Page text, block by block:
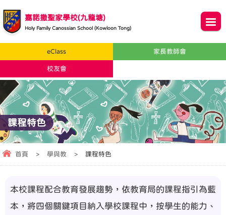
嘉諾撒聖家學校(九龍塘)
Holy Family Canossian School (Kowloon Tong)
eClass 家長教師會
校友會
課程特色
首頁 > 學與教 > 課程特色
本校課程配合教育發展趨勢，依教育局的課程指引為藍
本，將四個關鍵項目納入學校課程中，按學生的能力、